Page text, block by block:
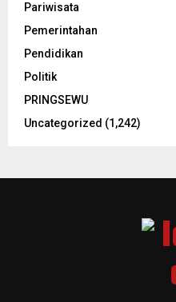
Pariwisata
Pemerintahan
Pendidikan
Politik
PRINGSEWU
Uncategorized (1,242)